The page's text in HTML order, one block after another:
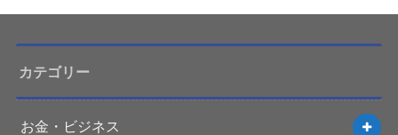
カテゴリー
お金・ビジネス